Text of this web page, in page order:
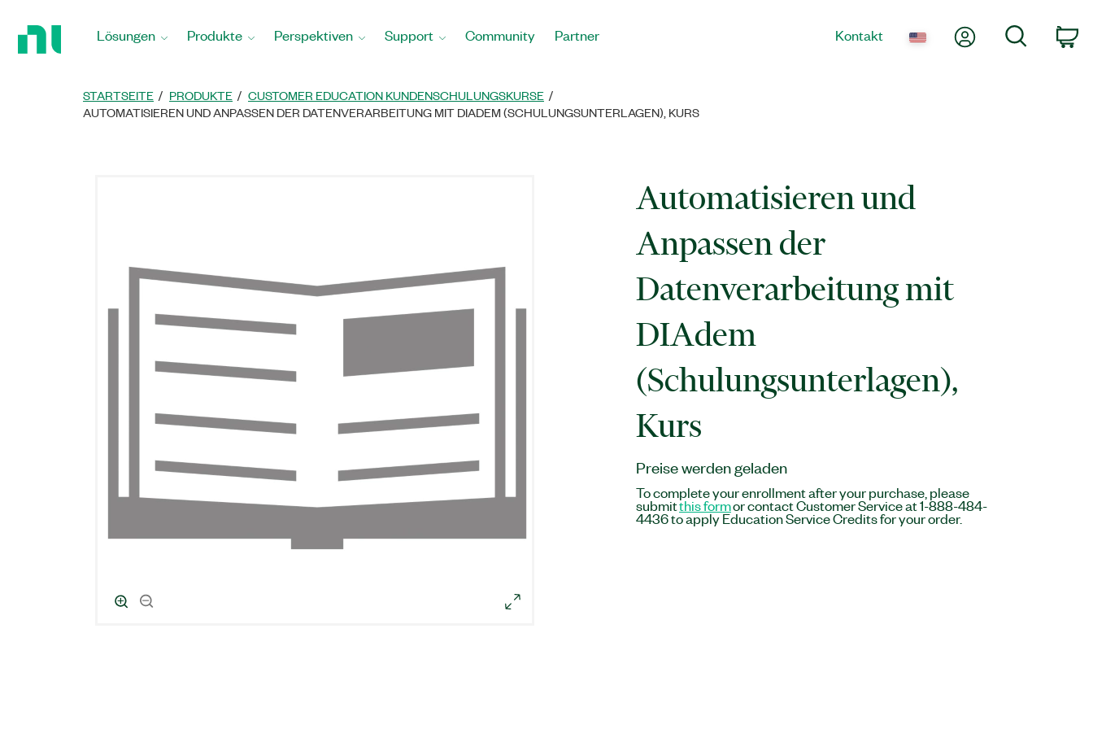
Startseite
Lösungen Produkte Perspektiven Support Community Partner Kontakt Mein KontoSuche
STARTSEITE PRODUKTE
CUSTOMER EDUCATION KUNDENSCHULUNGSKURSE
AUTOMATISIEREN UND ANPASSEN DER DATENVERARBEITUNG MIT DIADEM (SCHULUNGSUNTERLAGEN), KURS
Automatisieren und
Anpassen der
Datenverarbeitung mit
DIAdem
(Schulungsunterlagen),
Kurs
Preise werden geladen
To complete your enrollment after your purchase, please
submitthis formor contact Customer Service at 1-888-484-
4436 to apply Education Service Credits for your order.